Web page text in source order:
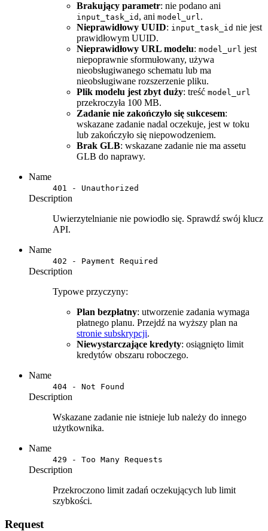
Brakujący parametr: nie podano ani
input_task_id , ani model_url.
Nieprawidłowy UUID: input_task_id nie jest
prawidłowym UUID.
Nieprawidłowy URL modelu: model_url jest
niepoprawnie sformułowany, używa
nieobsługiwanego schematu lub ma
nieobsługiwane rozszerzenie pliku.
Plik modelu jest zbyt duży: treść model_url
przekroczyła 100 MB.
Zadanie nie zakończyło się sukcesem:
wskazane zadanie nadal oczekuje, jest w toku
lub zakończyło się niepowodzeniem.
Brak GLB: wskazane zadanie nie ma assetu
GLB do naprawy.
Name
401 - Unauthorized
Description
Uwierzytelnianie nie powiodło się. Sprawdź swój klucz
API.
Name
402 - Payment Required
Description
Typowe przyczyny:
Plan bezpłatny: utworzenie zadania wymaga
płatnego planu. Przejdź na wyższy plan na
stronie subskrypcji.
Niewystarczające kredyty: osiągnięto limit
kredytów obszaru roboczego.
Name
404 - Not Found
Description
Wskazane zadanie nie istnieje lub należy do innego
użytkownika.
Name
429 - Too Many Requests
Description
Przekroczono limit zadań oczekujących lub limit
szybkości.
Request